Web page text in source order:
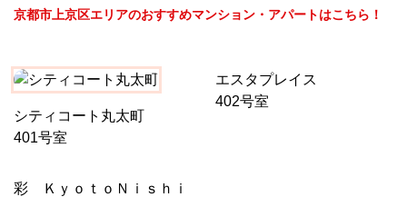
京都市上京区エリアのおすすめマンション・アパートはこちら！
シティコート丸太町
401号室
エスタプレイス
402号室
彩 ＫｙｏｔｏＮｉｓｈｉ